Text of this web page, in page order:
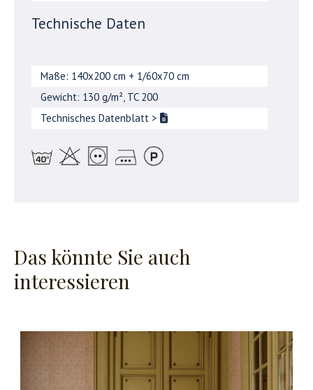
Technische Daten
Maße: 140x200 cm + 1/60x70 cm
Gewicht: 130 g/m², TC 200
Technisches Datenblatt >
Das könnte Sie auch
interessieren